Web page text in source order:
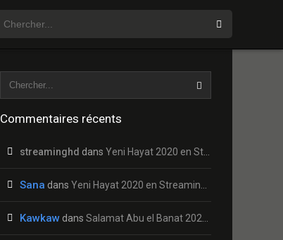
Commentaires récents
streaminghd dans Yeni Hayat 2020 en Streaming HD Gratuit !
Sana dans Yeni Hayat 2020 en Streaming HD Gratuit !
Kawkaw dans Salamat Abu el Banat 2020 en Streaming HD Gratuit !